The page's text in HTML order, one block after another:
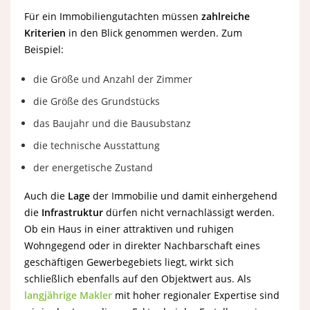
Für ein Immobiliengutachten müssen zahlreiche
Kriterien in den Blick genommen werden. Zum
Beispiel:
die Größe und Anzahl der Zimmer
die Größe des Grundstücks
das Baujahr und die Bausubstanz
die technische Ausstattung
der energetische Zustand
Auch die Lage der Immobilie und damit einhergehend
die Infrastruktur dürfen nicht vernachlässigt werden.
Ob ein Haus in einer attraktiven und ruhigen
Wohngegend oder in direkter Nachbarschaft eines
geschäftigen Gewerbegebiets liegt, wirkt sich
schließlich ebenfalls auf den Objektwert aus. Als
langjährige Makler mit hoher regionaler Expertise sind